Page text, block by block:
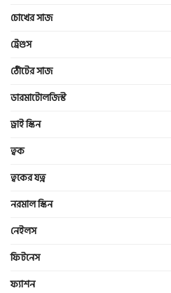
চোখের সাজ
ট্রেণ্ডস
ঠোঁটের সাজ
ডারমাটোলজিস্ট
ড্রাই স্কিন
ত্বক
ত্বকের যত্ন
নরমাল স্কিন
নেইলস
ফিটনেস
ফ্যাশন